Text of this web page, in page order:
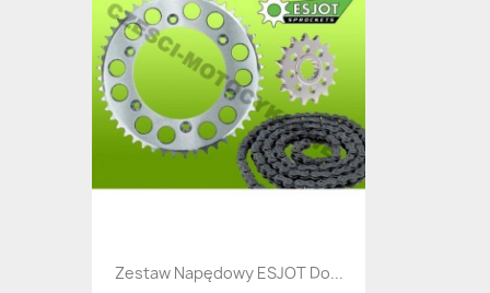
Zestaw Napędowy ESJOT Do...